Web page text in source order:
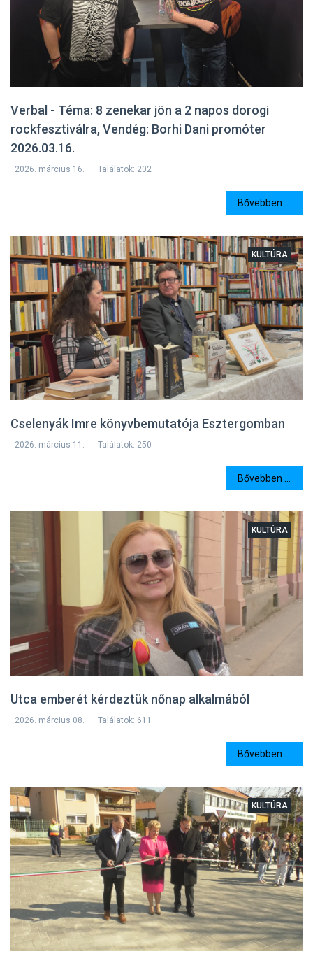
Verbal - Téma: 8 zenekar jön a 2 napos dorogi
rockfesztiválra, Vendég: Borhi Dani promóter
2026.03.16.
2026. március 16. Találatok: 202
Bővebben ...
Cselenyák Imre könyvbemutatója Esztergomban
KULTÚRA
2026. március 11. Találatok: 250
Bővebben ...
Utca emberét kérdeztük nőnap alkalmából
KULTÚRA
2026. március 08. Találatok: 611
Bővebben ...
KULTÚRA